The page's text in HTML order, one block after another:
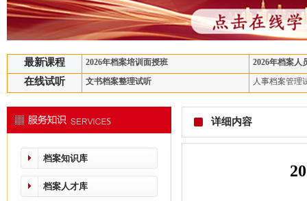
最新课程 2026年档案培训面授班 2026年档案人
在线试听 文书档案整理试听 人事档案管理
档案知识库
档案人才库
详细内容